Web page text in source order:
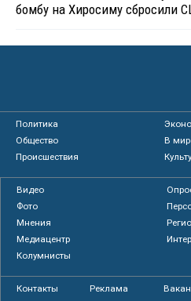
бомбу на Хиросиму сбросили
Политика
Общество
В
Происшествия
Видео
Фото
Мнения
Медиацентр
Колумнисты
Контакты Реклама